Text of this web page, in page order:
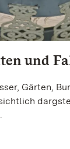
und
Gärten,